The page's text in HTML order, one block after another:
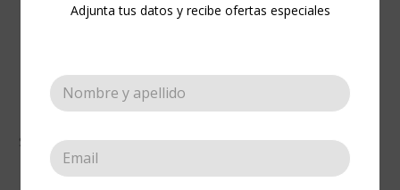
Adjunta tus datos y recibe ofertas especiales
Stencil 2 onzas
Stencil,Adhesivo para Stencil,
Esténciles
Pegantes y selladores